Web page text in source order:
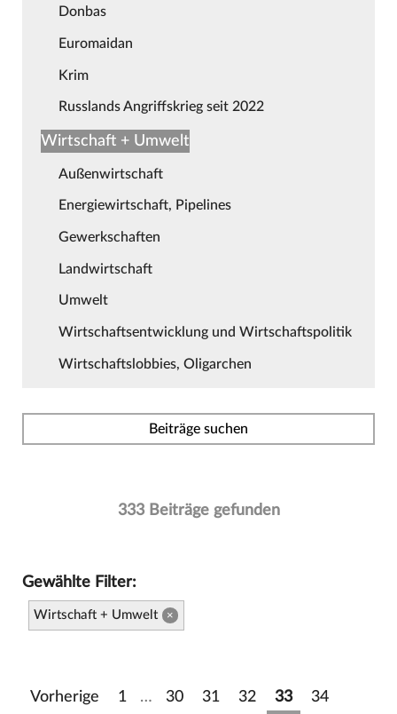
Donbas
Euromaidan
Krim
Russlands Angriffskrieg seit 2022
Wirtschaft + Umwelt
Außenwirtschaft
Energiewirtschaft, Pipelines
Gewerkschaften
Landwirtschaft
Umwelt
Wirtschaftsentwicklung und Wirtschaftspolitik
Wirtschaftslobbies, Oligarchen
Beiträge suchen
333 Beiträge gefunden
Gewählte Filter:
Wirtschaft + Umwelt ×
Vorherige 1 … 30 31 32 33 34